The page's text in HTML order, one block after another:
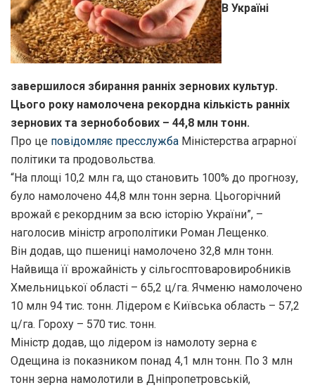
В Україні
завершилося збирання ранніх зернових культур.
Цього року намолочена рекордна кількість ранніх
зернових та зернобобових – 44,8 млн тонн.
Про це повідомляє пресслужба Міністерства аграрної
політики та продовольства.
“На площі 10,2 млн га, що становить 100% до прогнозу,
було намолочено 44,8 млн тонн зерна. Цьогорічний
врожай є рекордним за всю історію України”, –
наголосив міністр агрополітики Роман Лещенко.
Він додав, що пшениці намолочено 32,8 млн тонн.
Найвища її врожайність у сільгосптоваровиробників
Хмельницької області – 65,2 ц/га. Ячменю намолочено
10 млн 94 тис. тонн. Лідером є Київська область – 57,2
ц/га. Гороху – 570 тис. тонн.
Міністр додав, що лідером із намолоту зерна є
Одещина із показником понад 4,1 млн тонн. По 3 млн
тонн зерна намолотили в Дніпропетровській,